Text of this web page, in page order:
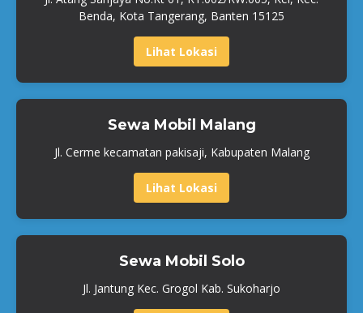
Benda, Kota Tangerang, Banten 15125
Lihat Lokasi
Sewa Mobil Malang
Jl. Cerme kecamatan pakisaji, Kabupaten Malang
Lihat Lokasi
Sewa Mobil Solo
Jl. Jantung Kec. Grogol Kab. Sukoharjo